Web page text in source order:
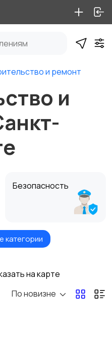
и ремонт
и
Безопасность
Высший менеджмент
категории
на карте
По новизне